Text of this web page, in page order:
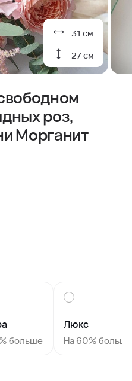
31 см
27 см
роз,
Морганит
больше
Люкс
На 60% больше